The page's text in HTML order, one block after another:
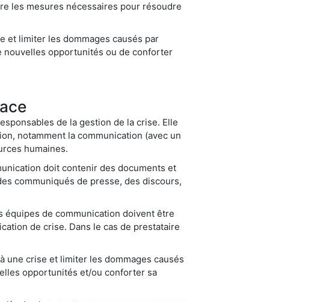
les mesures nécessaires pour résoudre
et limiter les dommages causés par
nouvelles opportunités ou de conforter
de la gestion de la crise. Elle
notamment la communication (avec un
humaines.
doit contenir des documents et
communiqués de presse, des discours,
de communication doivent être
de crise. Dans le cas de prestataire
une crise et limiter les dommages causés
opportunités et/ou conforter sa